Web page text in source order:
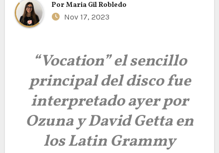
Por Maria Gil Robledo
Nov 17, 2023
“Vocation” el sencillo
principal del disco fue
interpretado ayer por
Ozuna y David Getta en
los Latin Grammy